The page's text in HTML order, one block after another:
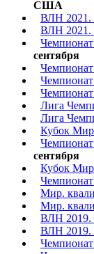
США
ВЛН
ВЛН
сентября
Лига
Лига
Кубок
сентября
Кубок
Мир.
Мир.
ВЛН
ВЛН